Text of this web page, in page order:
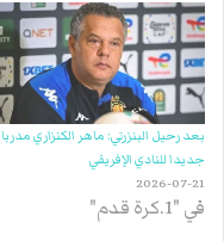
بعد رحيل البنزرتي: ماهر الكنزاري مدربا
جديدا للنادي الإفريقي
2026-07-21
في "1.كرة قدم"